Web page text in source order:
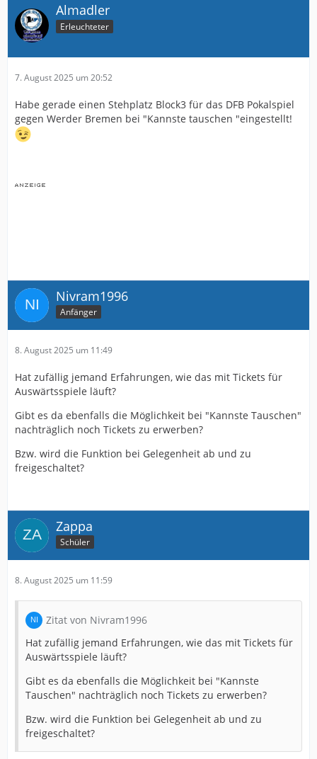
Almadler
Erleuchteter
7. August 2025 um 20:52
Habe gerade einen Stehplatz Block3 für das DFB Pokalspiel
gegen Werder Bremen bei "Kannste tauschen "eingestellt!
Nivram1996
Anfänger
8. August 2025 um 11:49
Hat zufällig jemand Erfahrungen, wie das mit Tickets für
Auswärtsspiele läuft?
Gibt es da ebenfalls die Möglichkeit bei "Kannste Tauschen"
nachträglich noch Tickets zu erwerben?
Bzw. wird die Funktion bei Gelegenheit ab und zu
freigeschaltet?
Zappa
Schüler
8. August 2025 um 11:59
Zitat von Nivram1996
Hat zufällig jemand Erfahrungen, wie das mit Tickets für
Auswärtsspiele läuft?
Gibt es da ebenfalls die Möglichkeit bei "Kannste
Tauschen" nachträglich noch Tickets zu erwerben?
Bzw. wird die Funktion bei Gelegenheit ab und zu
freigeschaltet?